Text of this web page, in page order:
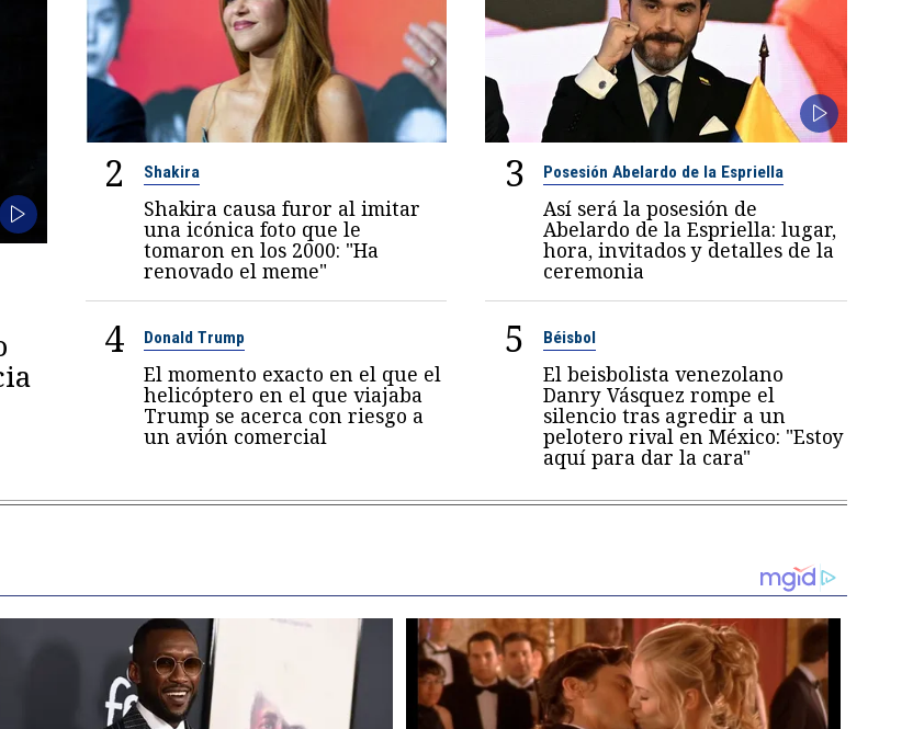
2 Shakira
Shakira causa furor al imitar
una icónica foto que le
tomaron en los 2000: "Ha
renovado el meme"
3 Posesión Abelardo de la Espriella
Así será la posesión de
Abelardo de la Espriella: lugar,
hora, invitados y detalles de la
ceremonia
4 Donald Trump
El momento exacto en el que el
helicóptero en el que viajaba
Trump se acerca con riesgo a
un avión comercial
5 Béisbol
El beisbolista venezolano
Danry Vásquez rompe el
silencio tras agredir a un
pelotero rival en México: "Estoy
aquí para dar la cara"